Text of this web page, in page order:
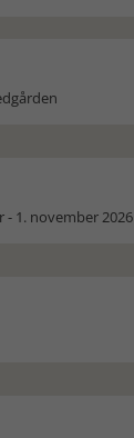
- 1. november 2026